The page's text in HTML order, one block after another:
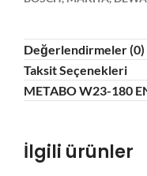
Değerlendirmeler (0)
Taksit Seçenekleri
METABO W23-180
İlgili ürünler